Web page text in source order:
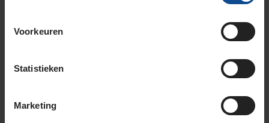
Voorkeuren
Statistieken
Marketing
brandstofefficiëntie-label C, wat overeen komt